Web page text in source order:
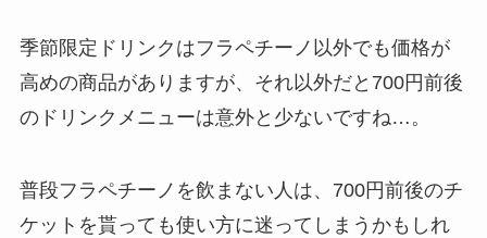
季節限定ドリンクはフラペチーノ以外でも価格が
高めの商品がありますが、それ以外だと700円前後
のドリンクメニューは意外と少ないですね…。
普段フラペチーノを飲まない人は、700円前後のチ
ケットを貰っても使い方に迷ってしまうかもしれ